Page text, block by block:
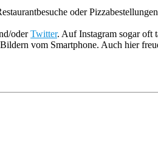
oder
oderTwitter. Auf Instagram sogar oft
vom Smartphone. Auch hier